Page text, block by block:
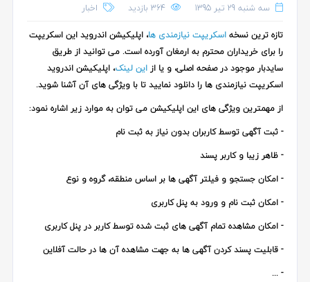
سه شنبه 29 تیر 1395 364 بازدید
اخبار
تازه ترین نسخهاسکریپت نیازمندی ها، اپلیکیشن اندروید این اسکریپت
را برای خریداران محترم به ارمغان آورده است. می توانید از طریق
سایدبار موجود در صفحه اصلی، و یا ازاین لینک، اپلیکیشن اندروید
اسکریپت نیازمندی ها را دانلود نمایید تا با ویژگی های آن آشنا شوید.
از مهمترین ویژگی های این اپلیکیشن می توان به موارد زیر اشاره نمود:
- ثبت آگهی توسط کاربران بدون نیاز به ثبت نام
- ظاهر زیبا و کاربر پسند
- امکان جستجو و فیلتر آگهی ها بر اساس منطقه، گروه و نوع
- امکان ثبت نام و ورود به پنل کاربری
- امکان مشاهده تمام آگهی های ثبت شده توسط کاربر در پنل کاربری
- قابلیت پسند کردن آگهی ها به جهت مشاهده آن ها در حالت آفلاین
- ...